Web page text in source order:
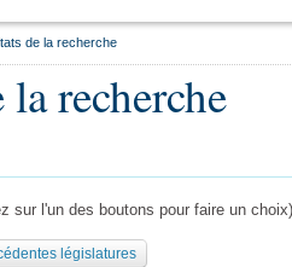
de la recherche
recherche
sur l'un des boutons pour faire un choix)
législatures